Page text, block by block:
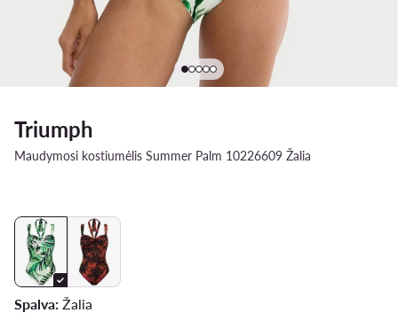
Triumph
Maudymosi kostiumėlis Summer Palm 10226609 Žalia
Spalva: Žalia